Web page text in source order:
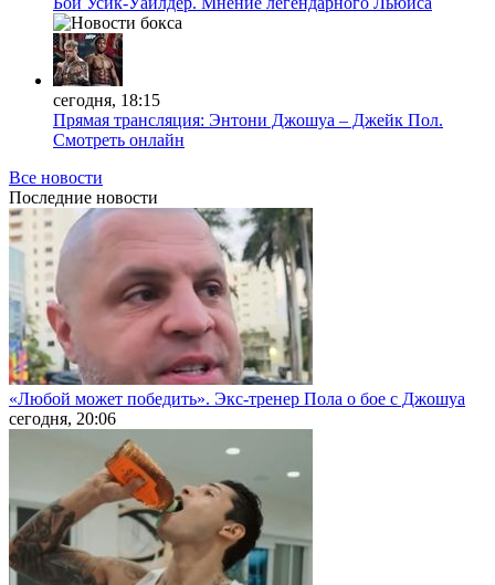
сегодня, 18:15
Прямая трансляция: Энтони Джошуа – Джейк Пол.
Смотреть онлайн
Все новости
Последние новости
«Любой может победить». Экс-тренер Пола о бое с Джошуа
сегодня, 20:06